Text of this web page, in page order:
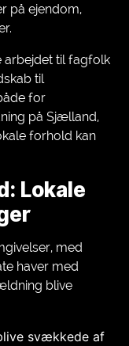
på ejendom,
arbejdet til fagfolk
til
for
på Sjælland,
forhold kan
Lokale
med
haver med
blive
svækkede af